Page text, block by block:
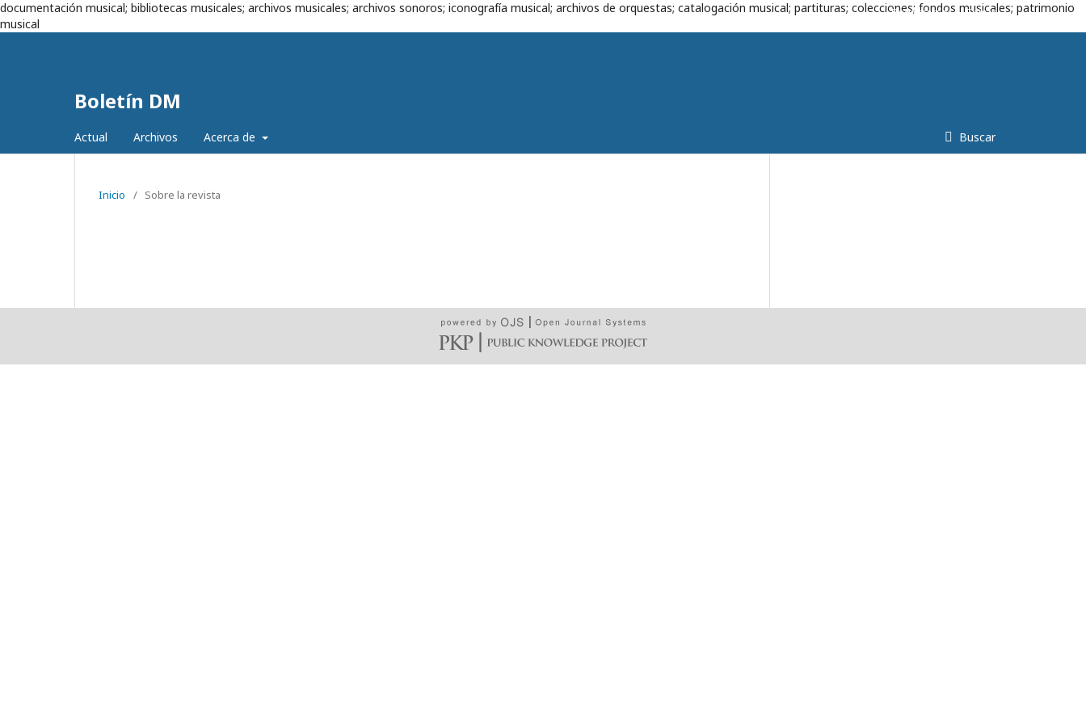
documentación musical; bibliotecas musicales; archivos musicales; archivos sonoros; iconografía musical; archivos de orquestas; catalogación musical; partituras; colecciones; fondos musicales; patrimonio
musical
Boletín DM
Actual Archivos Acerca de Buscar
Registrarse Entrar
Inicio / Sobre la revista